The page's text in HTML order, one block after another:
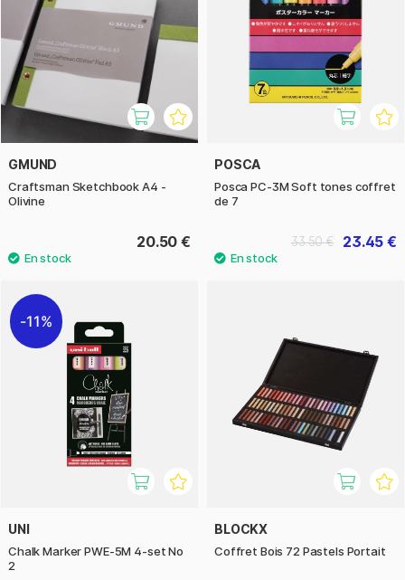
GMUND
Craftsman Sketchbook A4 -
Olivine
20.50 €
POSCA
Posca PC-3M Soft tones coffret
de 7
23.45 €
33.50 €
11%
UNI
Chalk Marker PWE-5M 4-set No
2
BLOCKX
Coffret Bois 72 Pastels Portait